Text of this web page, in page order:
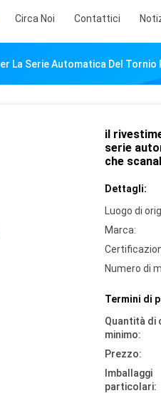
Circa Noi Contattici
La Serie Automatica Del
il
serie
che
Dettagli:
Luogo di
Marca:
Numero di
Termini di
Quantità di
minimo:
Prezzo:
Imballaggi
particolari: